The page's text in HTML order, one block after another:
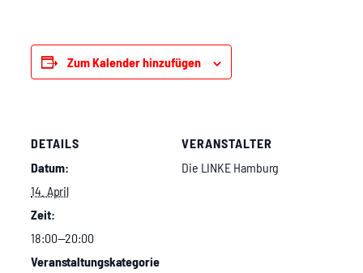
Zum Kalender hinzufügen
DETAILS
Datum:
14. April
Zeit:
18:00—20:00
Veranstaltungskategorie
VERANSTALTER
Die LINKE Ham­burg